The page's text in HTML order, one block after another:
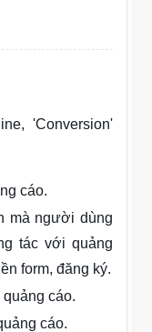
'Conversion'
cáo.
mà người dùng
tác với quảng
form, đăng ký.
cáo.
cáo.